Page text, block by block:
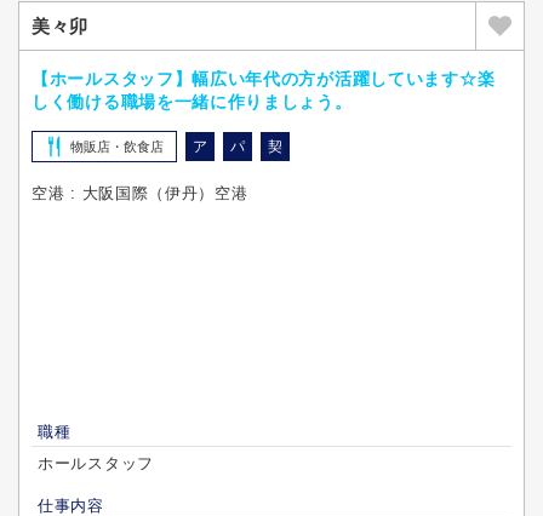
美々卯
【ホールスタッフ】幅広い年代の方が活躍しています☆楽
しく働ける職場を一緒に作りましょう。
物販店・飲食店 ア パ 契
空港 : 大阪国際（伊丹）空港
職種
ホールスタッフ
仕事内容